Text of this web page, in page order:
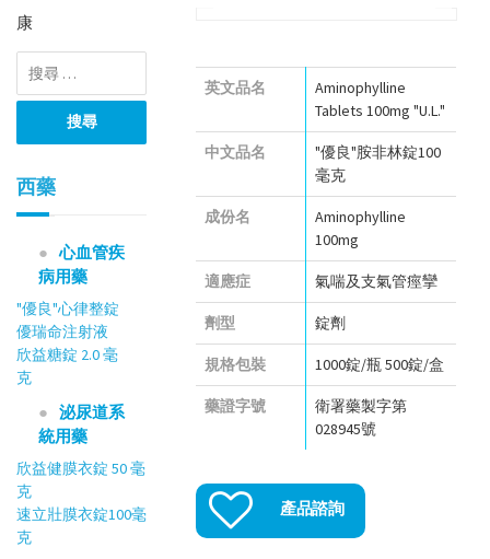
康
西藥
心血管疾
病用藥
"優良"心律整錠
優瑞命注射液
欣益糖錠 2.0 毫
克
泌尿道系
統用藥
欣益健膜衣錠 50 毫
克
速立壯膜衣錠100毫
克
英文品名
Aminophylline
Tablets 100mg "U.L."
中文品名
"優良"胺非林錠100
毫克
成份名
Aminophylline
100mg
適應症 氣喘及支氣管痙攣
劑型 錠劑
規格包裝 1000錠/瓶 500錠/盒
藥證字號
衛署藥製字第
028945號
產品諮詢